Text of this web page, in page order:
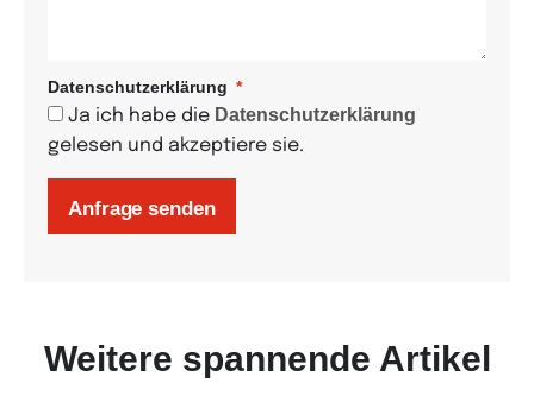
Datenschutzerklärung
Ja ich habe die Datenschutzerklärung
gelesen und akzeptiere sie.
Anfrage senden
Weitere spannende Artikel